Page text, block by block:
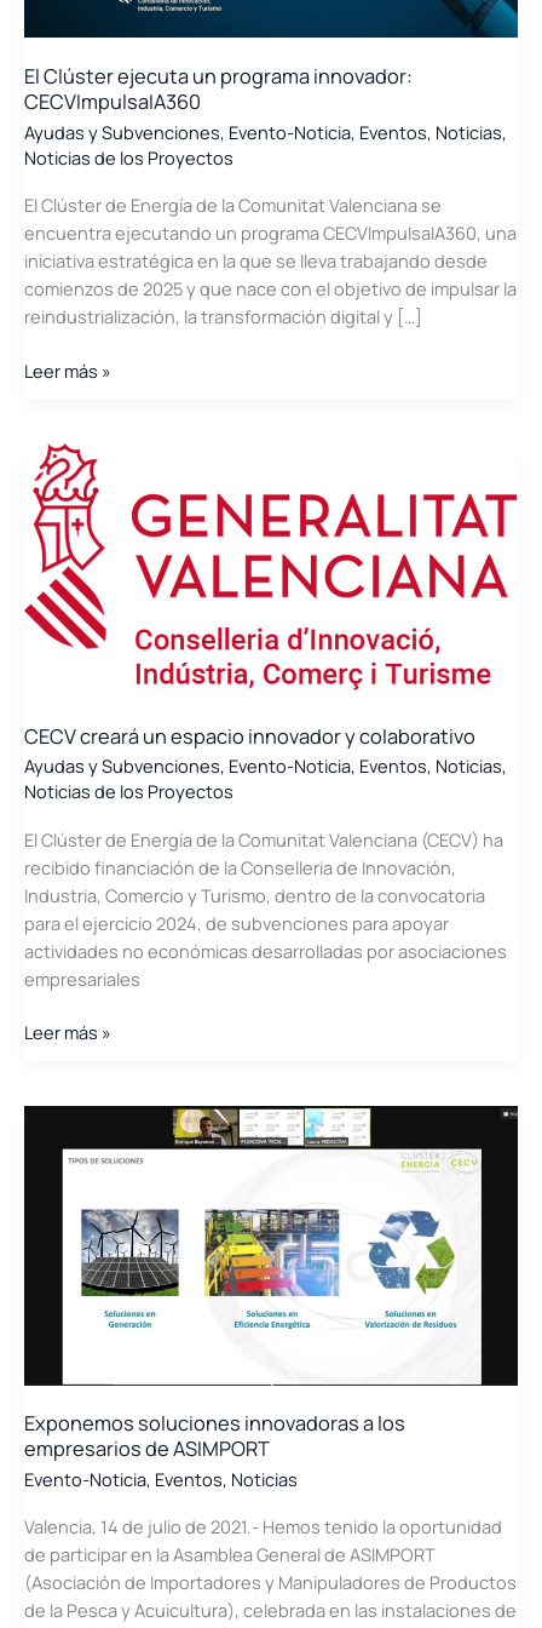
El Clúster ejecuta un programa innovador:
CECVImpulsaIA360
Ayudas y Subvenciones, Evento-Noticia, Eventos, Noticias,
Noticias de los Proyectos
El Clúster de Energía de la Comunitat Valenciana se
encuentra ejecutando un programa CECVImpulsaIA360, una
iniciativa estratégica en la que se lleva trabajando desde
comienzos de 2025 y que nace con el objetivo de impulsar la
reindustrialización, la transformación digital y […]
El
programa
innovador:
CECVImpulsaIA360
Leer más »
CECV creará un espacio innovador y colaborativo
Ayudas y Subvenciones, Evento-Noticia, Eventos, Noticias,
Noticias de los Proyectos
El Clúster de Energía de la Comunitat Valenciana (CECV) ha
recibido financiación de la Conselleria de Innovación,
Industria, Comercio y Turismo, dentro de la convocatoria
para el ejercicio 2024, de subvenciones para apoyar
actividades no económicas desarrolladas por asociaciones
empresariales
CECV
innovador
Leer más »
Exponemos soluciones innovadoras a los
empresarios de ASIMPORT
Evento-Noticia, Eventos, Noticias
Valencia, 14 de julio de 2021.- Hemos tenido la oportunidad
de participar en la Asamblea General de ASIMPORT
(Asociación de Importadores y Manipuladores de Productos
de la Pesca y Acuicultura), celebrada en las instalaciones de